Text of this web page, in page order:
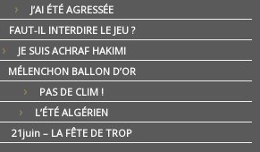
J’AI ÉTÉ AGRESSÉE
FAUT-IL INTERDIRE LE JEU ?
JE SUIS ACHRAF HAKIMI
MÉLENCHON BALLON D’OR
PAS DE CLIM !
L’ÉTÉ ALGÉRIEN
21juin – LA FÊTE DE TROP